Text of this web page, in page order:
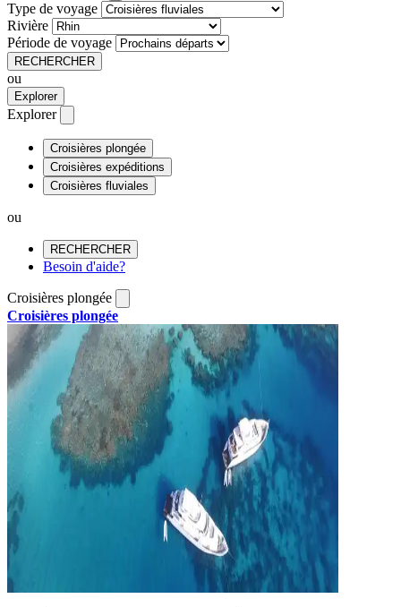
Type de voyage
Rivière
Période de voyage
RECHERCHER
ou
Explorer
Explorer
Croisières plongée
Croisières expéditions
Croisières fluviales
ou
RECHERCHER
Besoin d'aide?
Croisières plongée
Croisières plongée